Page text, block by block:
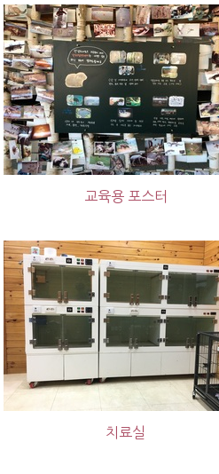
교육용 포스터
치료실